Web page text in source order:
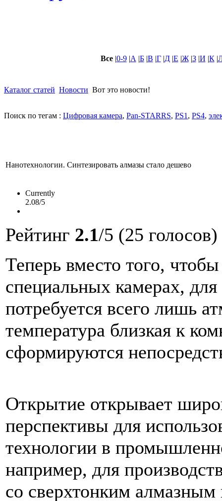
Все|0-9|А |Б|В |Г|Д|Е |Ж|З|И |К|
Каталог статей Новости Вот это новости!
Поиск по тегам : Цифровая камера, Pan-STARRS, PS1 , PS4,
Нанотехнологии. Синтезировать алмазы стало дешево
Currently
2.08/5
Рейтинг 2.1/5 (25 голосов)
Теперь вместо того, чтобы
специальных камерах, для
потребуется всего лишь
температура близкая к
сформируются
Открытие открывает
перспективы для
технологии в
например, для
со сверхтонким алмазным